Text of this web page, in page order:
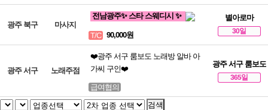
광주 북구 마사지
전남광주✨ 스타 스웨디시 ✨
T/C 90,000원
별아로마
30일
광주 서구 노래주점
❤️광주 서구 룸보도 노래방 알바 아
가씨 구인❤️
급여협의
광주 서구 룸보도
365일
검색